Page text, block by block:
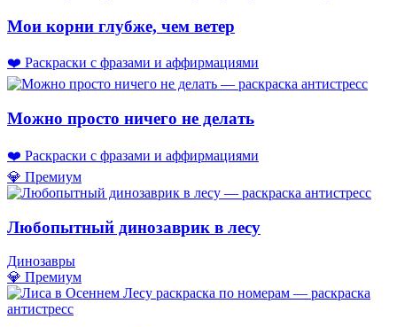
Мои корни глубже, чем ветер
❤️ Раскраски с фразами и аффирмациями
Можно просто ничего не делать
❤️ Раскраски с фразами и аффирмациями
💎 Премиум
Любопытный динозаврик в лесу
Динозавры
💎 Премиум